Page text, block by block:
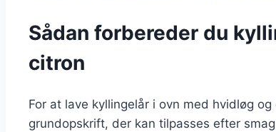
Sådan forbereder du
citron
For at lave kyllingelår i ovn med hvidløg
grundopskrift, der kan tilpasses efter